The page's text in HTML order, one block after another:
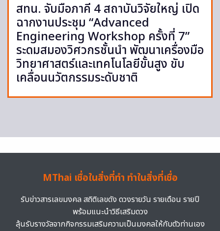
สทน. จับมือภาคี 4 สถาบันวิจัยใหญ่ เปิด
ฉากงานประชุม “Advanced
Engineering Workshop ครั้งที่ 7”
ระดมสมองวิศวกรชั้นนำ พัฒนาเครื่องมือ
วิทยาศาสตร์และเทคโนโลยีขั้นสูง ขับ
เคลื่อนนวัตกรรมระดับชาติ
MThai เชื่อในสิ่งที่ทำ ทำในสิ่งที่เชื่อ
รับข่าวสารเลขมงคล สถิติเลขดัง ดวงรายวัน รายเดือน รายปี
พร้อมแนะนำวิธีเสริมดวง
ลุ้นรับรางวัลจากกิจกรรมเสริมความเป็นมงคลให้กับตัวท่านเอง